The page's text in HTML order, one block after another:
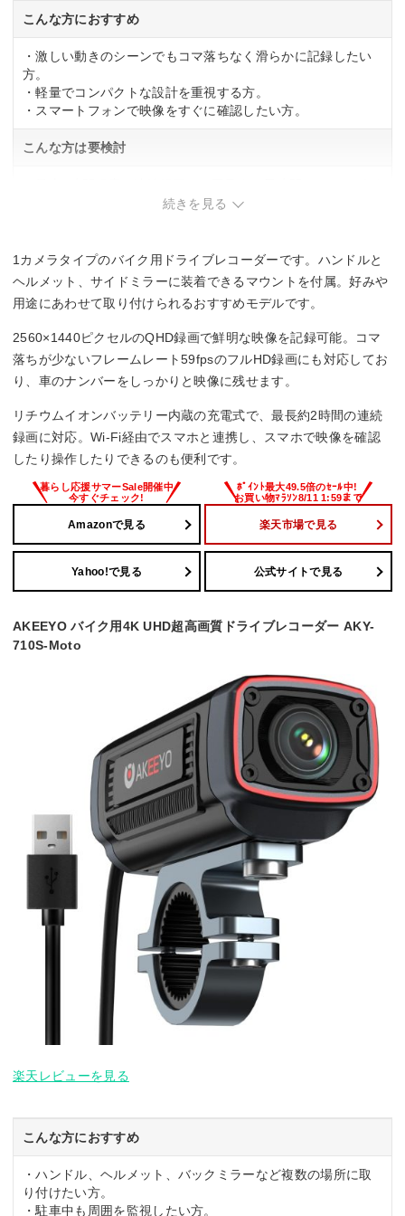
こんな方におすすめ
・激しい動きのシーンでもコマ落ちなく滑らかに記録したい
方。
・軽量でコンパクトな設計を重視する方。
・スマートフォンで映像をすぐに確認したい方。
こんな方は要検討
続きを見る
1カメラタイプのバイク用ドライブレコーダーです。ハンドルと
ヘルメット、サイドミラーに装着できるマウントを付属。好みや
用途にあわせて取り付けられるおすすめモデルです。
2560×1440ピクセルのQHD録画で鮮明な映像を記録可能。コマ
落ちが少ないフレームレート59fpsのフルHD録画にも対応してお
り、車のナンバーをしっかりと映像に残せます。
リチウムイオンバッテリー内蔵の充電式で、最長約2時間の連続
録画に対応。Wi-Fi経由でスマホと連携し、スマホで映像を確認
したり操作したりできるのも便利です。
Amazonで見る 楽天市場で見る
Yahoo!で見る 公式サイトで見る
AKEEYO バイク用4K UHD超高画質ドライブレコーダー AKY-
710S-Moto
楽天レビューを見る
こんな方におすすめ
・ハンドル、ヘルメット、バックミラーなど複数の場所に取
り付けたい方。
・駐車中も周囲を監視したい方。